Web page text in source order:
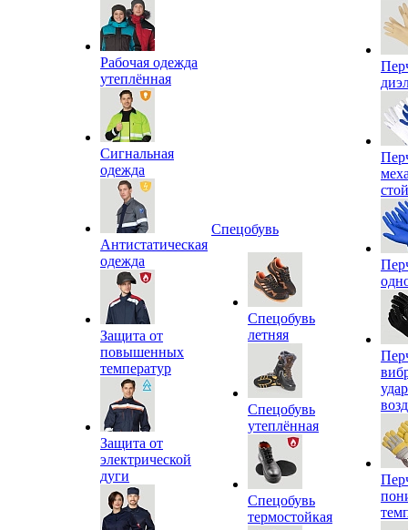
Рабочая одежда
утеплённая
Сигнальная
одежда
Антистатическая
одежда
Защита от
повышенных
температур
Защита от
электрической
дуги
Спецобувь
Спецобувь
летняя
Спецобувь
утеплённая
Спецобувь
термостойкая